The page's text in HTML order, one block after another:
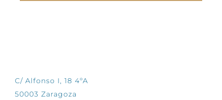
C/ Alfonso I, 18 4ºA
50003 Zaragoza